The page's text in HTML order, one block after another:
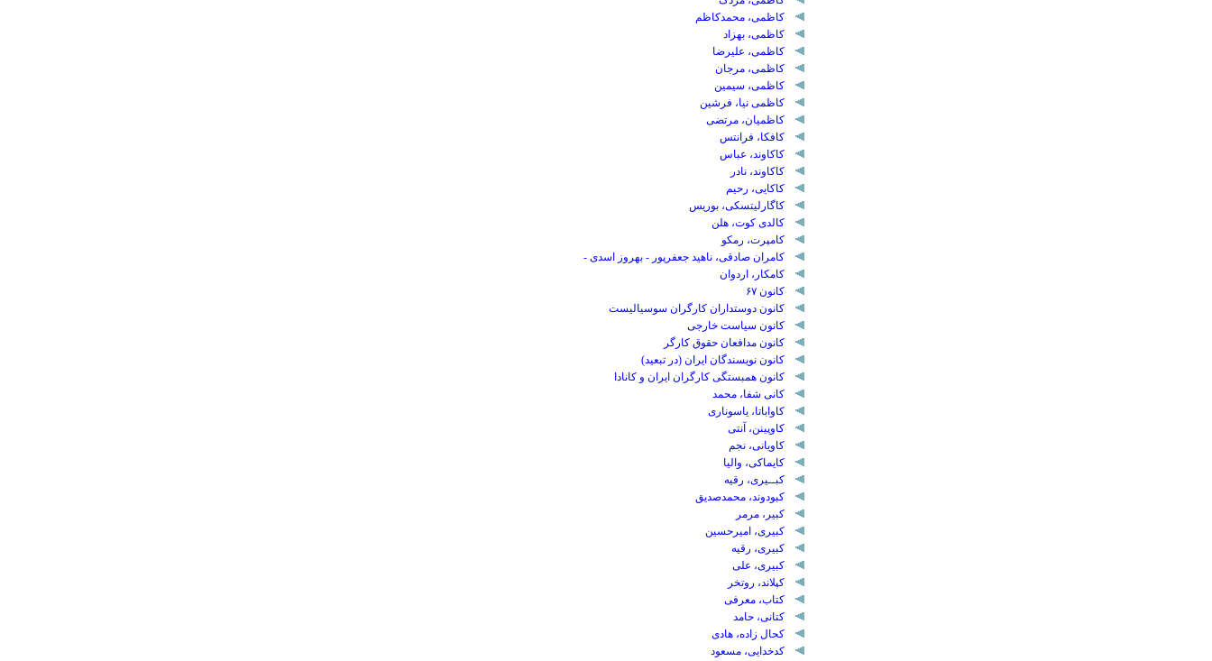
کاظمی، محمدکاظم
کاظمی، بهزاد
کاظمی، علیرضا
کاظمی، مرجان
کاظمی، سیمین
کاظمی نیا، فرشین
کاظمیان، مرتضی
کافکا، فرانتس
کاکاوند، عباس
کاکاوند، نادر
کاکایی، رحیم
کاگارلیتسکی، بوریس
کالدی کوت، هلن
کامپرت، رمکو
کامران صادقی، ناهید جعفرپور - بهروز اسدی -
کامکار، اردوان
کانون ۶۷
کانون دوستداران کارگران سوسیالیست
کانون سیاست خارجی
کانون مدافعان حقوق کارگر
کانون نویسندگان ایران (در تبعید)
کانون همبستگی کارگران ایران و کانادا
کانی شفا، محمد
کاواباتا، یاسوناری
کاوپینن، آنتی
کاویانی، نجم
کایماکی، والیا
کبــیری، رقیه
کبودوند، محمدصدیق
کبیر، مرمر
کبیری، امیرحسین
کبیری، رقیه
کبیری، علی
کپلاند، روتخر
کتاب، معرفی
کتانی، حامد
کحال زاده، هادی
کدخدایی، مسعود